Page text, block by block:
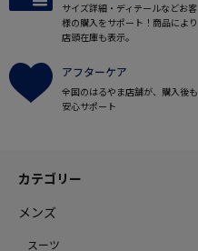
サイズ詳細・ディテールなどお客
様の購入をサポート！商品により
店頭在庫も表示。
アフターケア
全国のはるやま店舗が、購入後も
安心サポート
カテゴリー
メンズ
スーツ